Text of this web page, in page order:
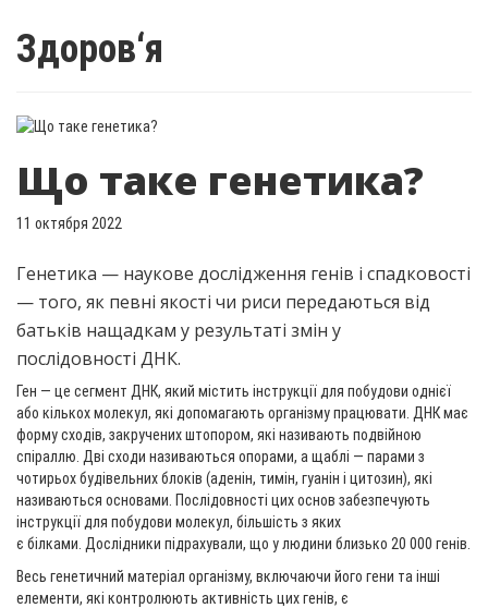
Здоров‘я
Що таке генетика?
11 октября 2022
Генетика — наукове дослідження генів і спадковості
— того, як певні якості чи риси передаються від
батьків нащадкам у результаті змін у
послідовності ДНК.
Ген — це сегмент ДНК, який містить інструкції для побудови однієї
або кількох молекул, які допомагають організму працювати. ДНК має
форму сходів, закручених штопором, які називають подвійною
спіраллю. Дві сходи називаються опорами, а щаблі — парами з
чотирьох будівельних блоків (аденін, тимін, гуанін і цитозин), які
називаються основами. Послідовності цих основ забезпечують
інструкції для побудови молекул, більшість з яких
є білками. Дослідники підрахували, що у людини близько 20 000 генів.
Весь генетичний матеріал організму, включаючи його гени та інші
елементи, які контролюють активність цих генів, є